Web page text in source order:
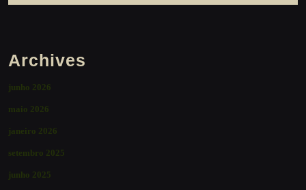
Archives
junho 2026
maio 2026
janeiro 2026
setembro 2025
junho 2025